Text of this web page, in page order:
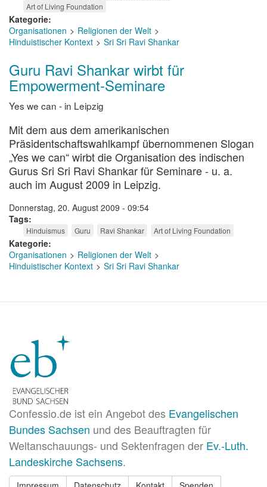
Art of Living Foundation
Kategorie
Organisationen
Religionen der Welt
Hinduistischer Kontext
Sri Sri Ravi Shankar
Guru Ravi Shankar wirbt für
Empowerment-Seminare
Yes we can - in Leipzig
Mit dem aus dem amerikanischen
Präsidentschaftswahlkampf übernommenen Slogan
„Yes we can“ wirbt die Organisation des indischen
Gurus Sri Sri Ravi Shankar für Seminare - u. a.
auch im August 2009 in Leipzig.
Donnerstag, 20. August 2009 - 09:54
Tags
Hinduismus Guru Ravi Shankar Art of Living Foundation
Kategorie
Organisationen
Religionen der Welt
Hinduistischer Kontext
Sri Sri Ravi Shankar
Confessio.de ist ein Angebot des Evangelischen
Bundes Sachsen und des Beauftragten für
Weltanschauungs- und Sektenfragen der Ev.-Luth.
Landeskirche Sachsens.